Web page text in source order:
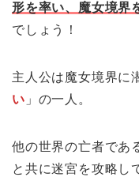
形を率い、魔女境界
でしょう！
主人公は魔女境界に
い 」の一人。
他の世界の亡者であ
と共に迷宮を攻略し